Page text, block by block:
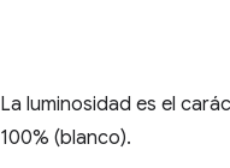
La luminosidad es el
100% (blanco).